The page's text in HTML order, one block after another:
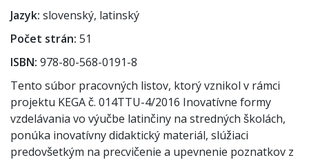
Jazyk slovenský, latinský
Počet strán 51
ISBN 978-80-568-0191-8
Tento súbor pracovných listov, ktorý vznikol v rámci
projektu KEGA č. 014TTU-4/2016 Inovatívne formy
vzdelávania vo výučbe latinčiny na stredných školách,
ponúka inovatívny didaktický materiál, slúžiaci
predovšetkým na precvičenie a upevnenie poznatkov z